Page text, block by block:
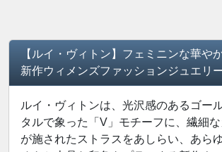
【ルイ・ヴィトン】フェミニンな華や
新作ウィメンズファッションジュエリ
ルイ・ヴィトンは、光沢感のあるゴー
タルで象った「V」モチーフに、繊細
が施されたストラスをあしらい、あら